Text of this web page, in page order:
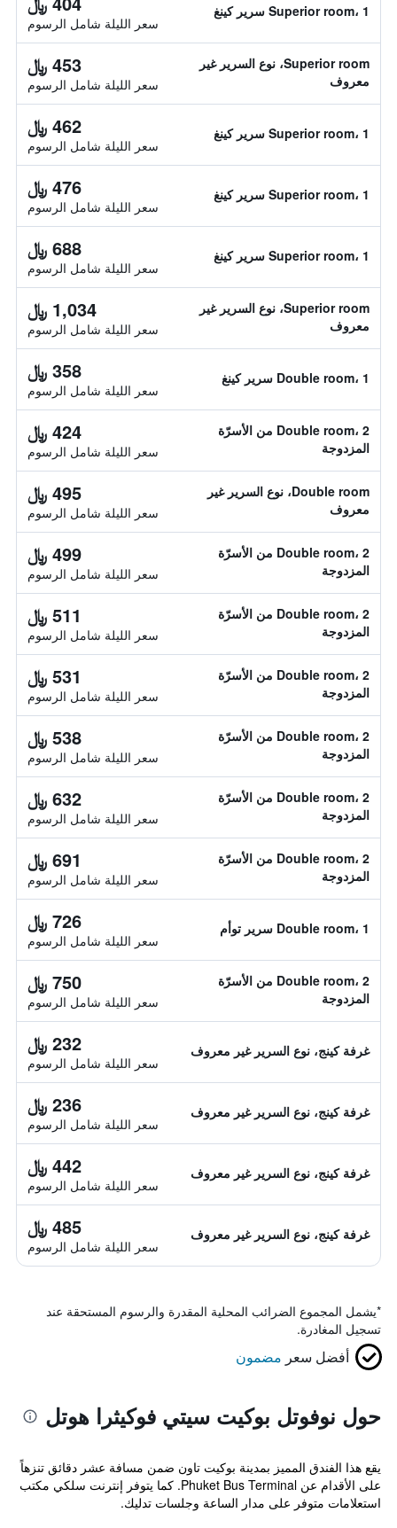
Superior room، 1 سرير كينغ
سعر الليلة شامل الرسوم
Superior room، نوع السرير غير
معروف
453 ﷼
سعر الليلة شامل الرسوم
Superior room، 1 سرير كينغ 462 ﷼
سعر الليلة شامل الرسوم
Superior room، 1 سرير كينغ 476 ﷼
سعر الليلة شامل الرسوم
Superior room، 1 سرير كينغ 688 ﷼
سعر الليلة شامل الرسوم
Superior room، نوع السرير غير
معروف
1,034 ﷼
سعر الليلة شامل الرسوم
Double room، 1 سرير كينغ 358 ﷼
سعر الليلة شامل الرسوم
Double room، 2 من الأسرّة
المزدوجة
424 ﷼
سعر الليلة شامل الرسوم
Double room، نوع السرير غير
معروف
495 ﷼
سعر الليلة شامل الرسوم
Double room، 2 من الأسرّة
المزدوجة
499 ﷼
سعر الليلة شامل الرسوم
Double room، 2 من الأسرّة
المزدوجة
511 ﷼
سعر الليلة شامل الرسوم
Double room، 2 من الأسرّة
المزدوجة
531 ﷼
سعر الليلة شامل الرسوم
Double room، 2 من الأسرّة
المزدوجة
538 ﷼
سعر الليلة شامل الرسوم
Double room، 2 من الأسرّة
المزدوجة
632 ﷼
سعر الليلة شامل الرسوم
Double room، 2 من الأسرّة
المزدوجة
691 ﷼
سعر الليلة شامل الرسوم
Double room، 1 سرير توأم 726 ﷼
سعر الليلة شامل الرسوم
Double room، 2 من الأسرّة
المزدوجة
750 ﷼
سعر الليلة شامل الرسوم
غرفة كينج، نوع السرير غير معروف 232 ﷼
سعر الليلة شامل الرسوم
غرفة كينج، نوع السرير غير معروف 236 ﷼
سعر الليلة شامل الرسوم
غرفة كينج، نوع السرير غير معروف 442 ﷼
سعر الليلة شامل الرسوم
غرفة كينج، نوع السرير غير معروف 485 ﷼
سعر الليلة شامل الرسوم
*يشمل المجموع الضرائب المحلية المقدرة والرسوم المستحقة عند
تسجيل المغادرة.
أفضل سعر مضمون
حول نوفوتل بوكيت سيتي فوكيثرا هوتل
يقع هذا الفندق المميز بمدينة بوكيت تاون ضمن مسافة عشر دقائق تنزهاً
على الأقدام عن Phuket Bus Terminal. كما يتوفر إنترنت سلكي مكتب
استعلامات متوفر على مدار الساعة وجلسات تدليك.